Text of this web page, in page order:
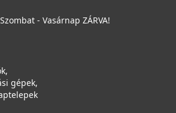
- Vasárnap ZÁRVA!
gépek,